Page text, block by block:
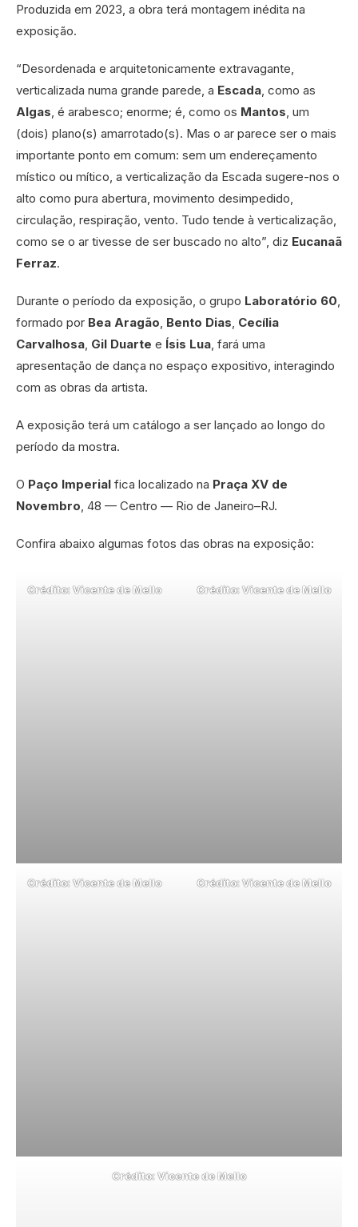
Produzida em 2023, a obra terá montagem inédita na
exposição.
“Desordenada e arquitetonicamente extravagante,
verticalizada numa grande parede, a Escada , como as
Algas , é arabesco; enorme; é, como os Mantos , um
(dois) plano(s) amarrotado(s). Mas o ar parece ser o mais
importante ponto em comum: sem um endereçamento
místico ou mítico, a verticalização da Escada sugere-nos o
alto como pura abertura, movimento desimpedido,
circulação, respiração, vento. Tudo tende à verticalização,
como se o ar tivesse de ser buscado no alto”, diz Eucanaã
Ferraz.
Durante o período da exposição, o grupo Laboratório 60
formado por Bea Aragão Bento Dias Cecília
Carvalhosa Gil Duarte e Ísis Lua , fará uma
apresentação de dança no espaço expositivo, interagindo
com as obras da artista.
A exposição terá um catálogo a ser lançado ao longo do
período da mostra.
O Paço Imperial fica localizado na Praça XV de
Novembro , 48 — Centro — Rio de Janeiro–RJ.
Confira abaixo algumas fotos das obras na exposição:
Crédito: Vicente de Mello Crédito: Vicente de Mello
Crédito: Vicente de Mello Crédito: Vicente de Mello
Crédito: Vicente de Mello